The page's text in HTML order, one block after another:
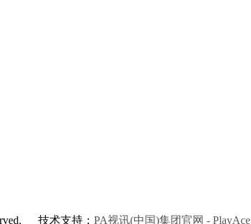
技术支持： PA视讯(中国)集团官网 - PlayAce